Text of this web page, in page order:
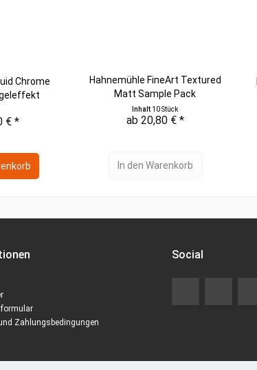
Chrome
€ *
Hahnemühle FineArt Textured
Matt Sample Pack
Inhalt 10 Stück
ab 20,80 € *
In den Warenkorb
Zahlungsbedingungen
Social